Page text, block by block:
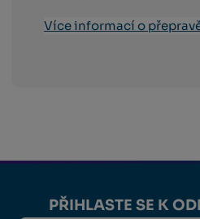
Více informací o
PŘIHLASTE SE K